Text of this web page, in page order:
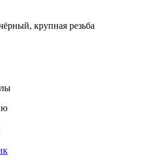
крупная резьба